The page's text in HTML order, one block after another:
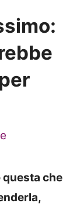
questa che